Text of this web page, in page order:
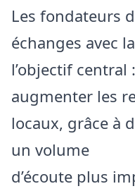
Les fondateurs
échanges avec
l’objectif central :
augmenter les
locaux, grâce à
un volume
d’écoute plus